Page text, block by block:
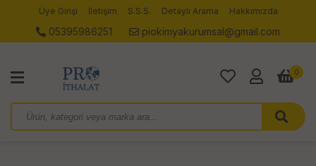
Üye Girişi İletişim S.S.S. Detaylı Arama Hakkımızda
05395986251 piokimyakurumsal@gmail.com
0